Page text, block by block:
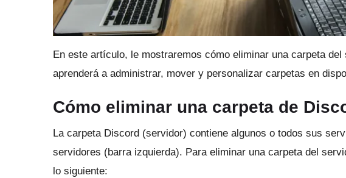
En este artículo, le mostraremos cómo eliminar una carpeta del
aprenderá a administrar, mover y personalizar carpetas en
Cómo eliminar una carpeta de
La carpeta Discord (servidor) contiene algunos o todos sus
servidores (barra izquierda). Para eliminar una carpeta del
lo siguiente: